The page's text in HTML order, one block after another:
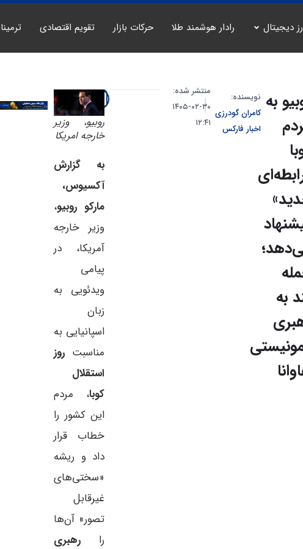
دیجیتال رادار هوشمند طلا حرکات بازار تقویم اقتصادی
به
به
نویسنده:
کامران گودرزی
اخبار فارکس
منتشر شده:
۳۰-۰۲-۱۴۰۵
۱۲:۴۱
روبیو، وزیر
خارجه امریکا
به گزارش
آکسیوس،
مارکو روبیو،
وزیر خارجه
آمریکا، در
پیامی
ویدئویی به
زبان
اسپانیایی به
مناسبت روز
استقلال
کوبا، مردم
این کشور را
خطاب قرار
داد و ریشه
«سختی‌های
غیرقابل
تصور» آن‌ها
را رهبری